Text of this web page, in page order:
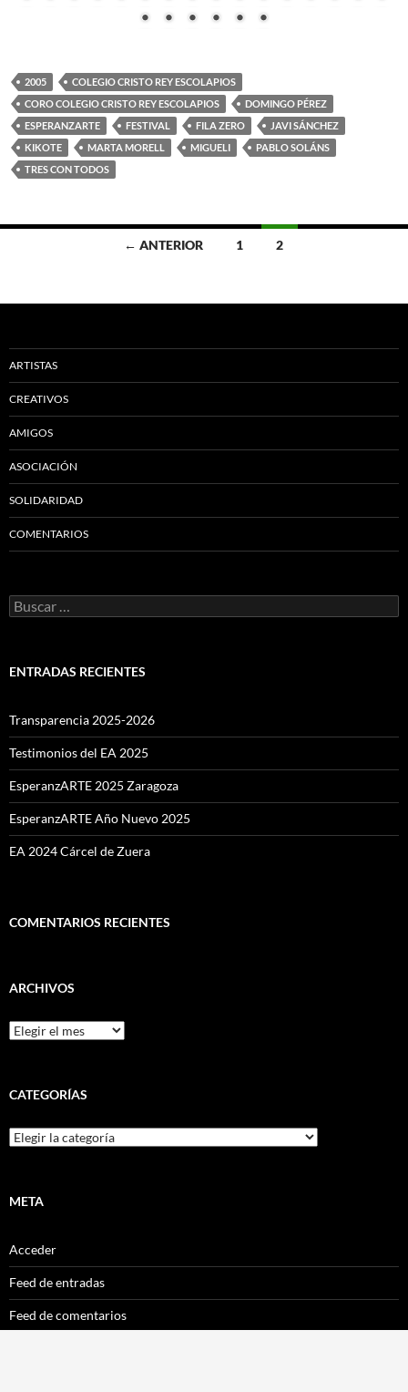
2005
COLEGIO CRISTO REY ESCOLAPIOS
CORO COLEGIO CRISTO REY ESCOLAPIOS
DOMINGO PÉREZ
ESPERANZARTE
FESTIVAL FILA ZERO
JAVI SÁNCHEZ
KIKOTE
MARTA MORELL MIGUELI
PABLO SOLÁNS
TRES CON TODOS
las
← ANTERIOR 1 2
ARTISTAS
CREATIVOS
AMIGOS
ASOCIACIÓN
SOLIDARIDAD
COMENTARIOS
Buscar:
ENTRADAS RECIENTES
Transparencia 2025-2026
Testimonios del EA 2025
EsperanzARTE 2025 Zaragoza
EsperanzARTE Año Nuevo 2025
EA 2024 Cárcel de Zuera
COMENTARIOS RECIENTES
ARCHIVOS
Archivos
CATEGORÍAS
Categorías
META
Acceder
Feed de entradas
Feed de comentarios